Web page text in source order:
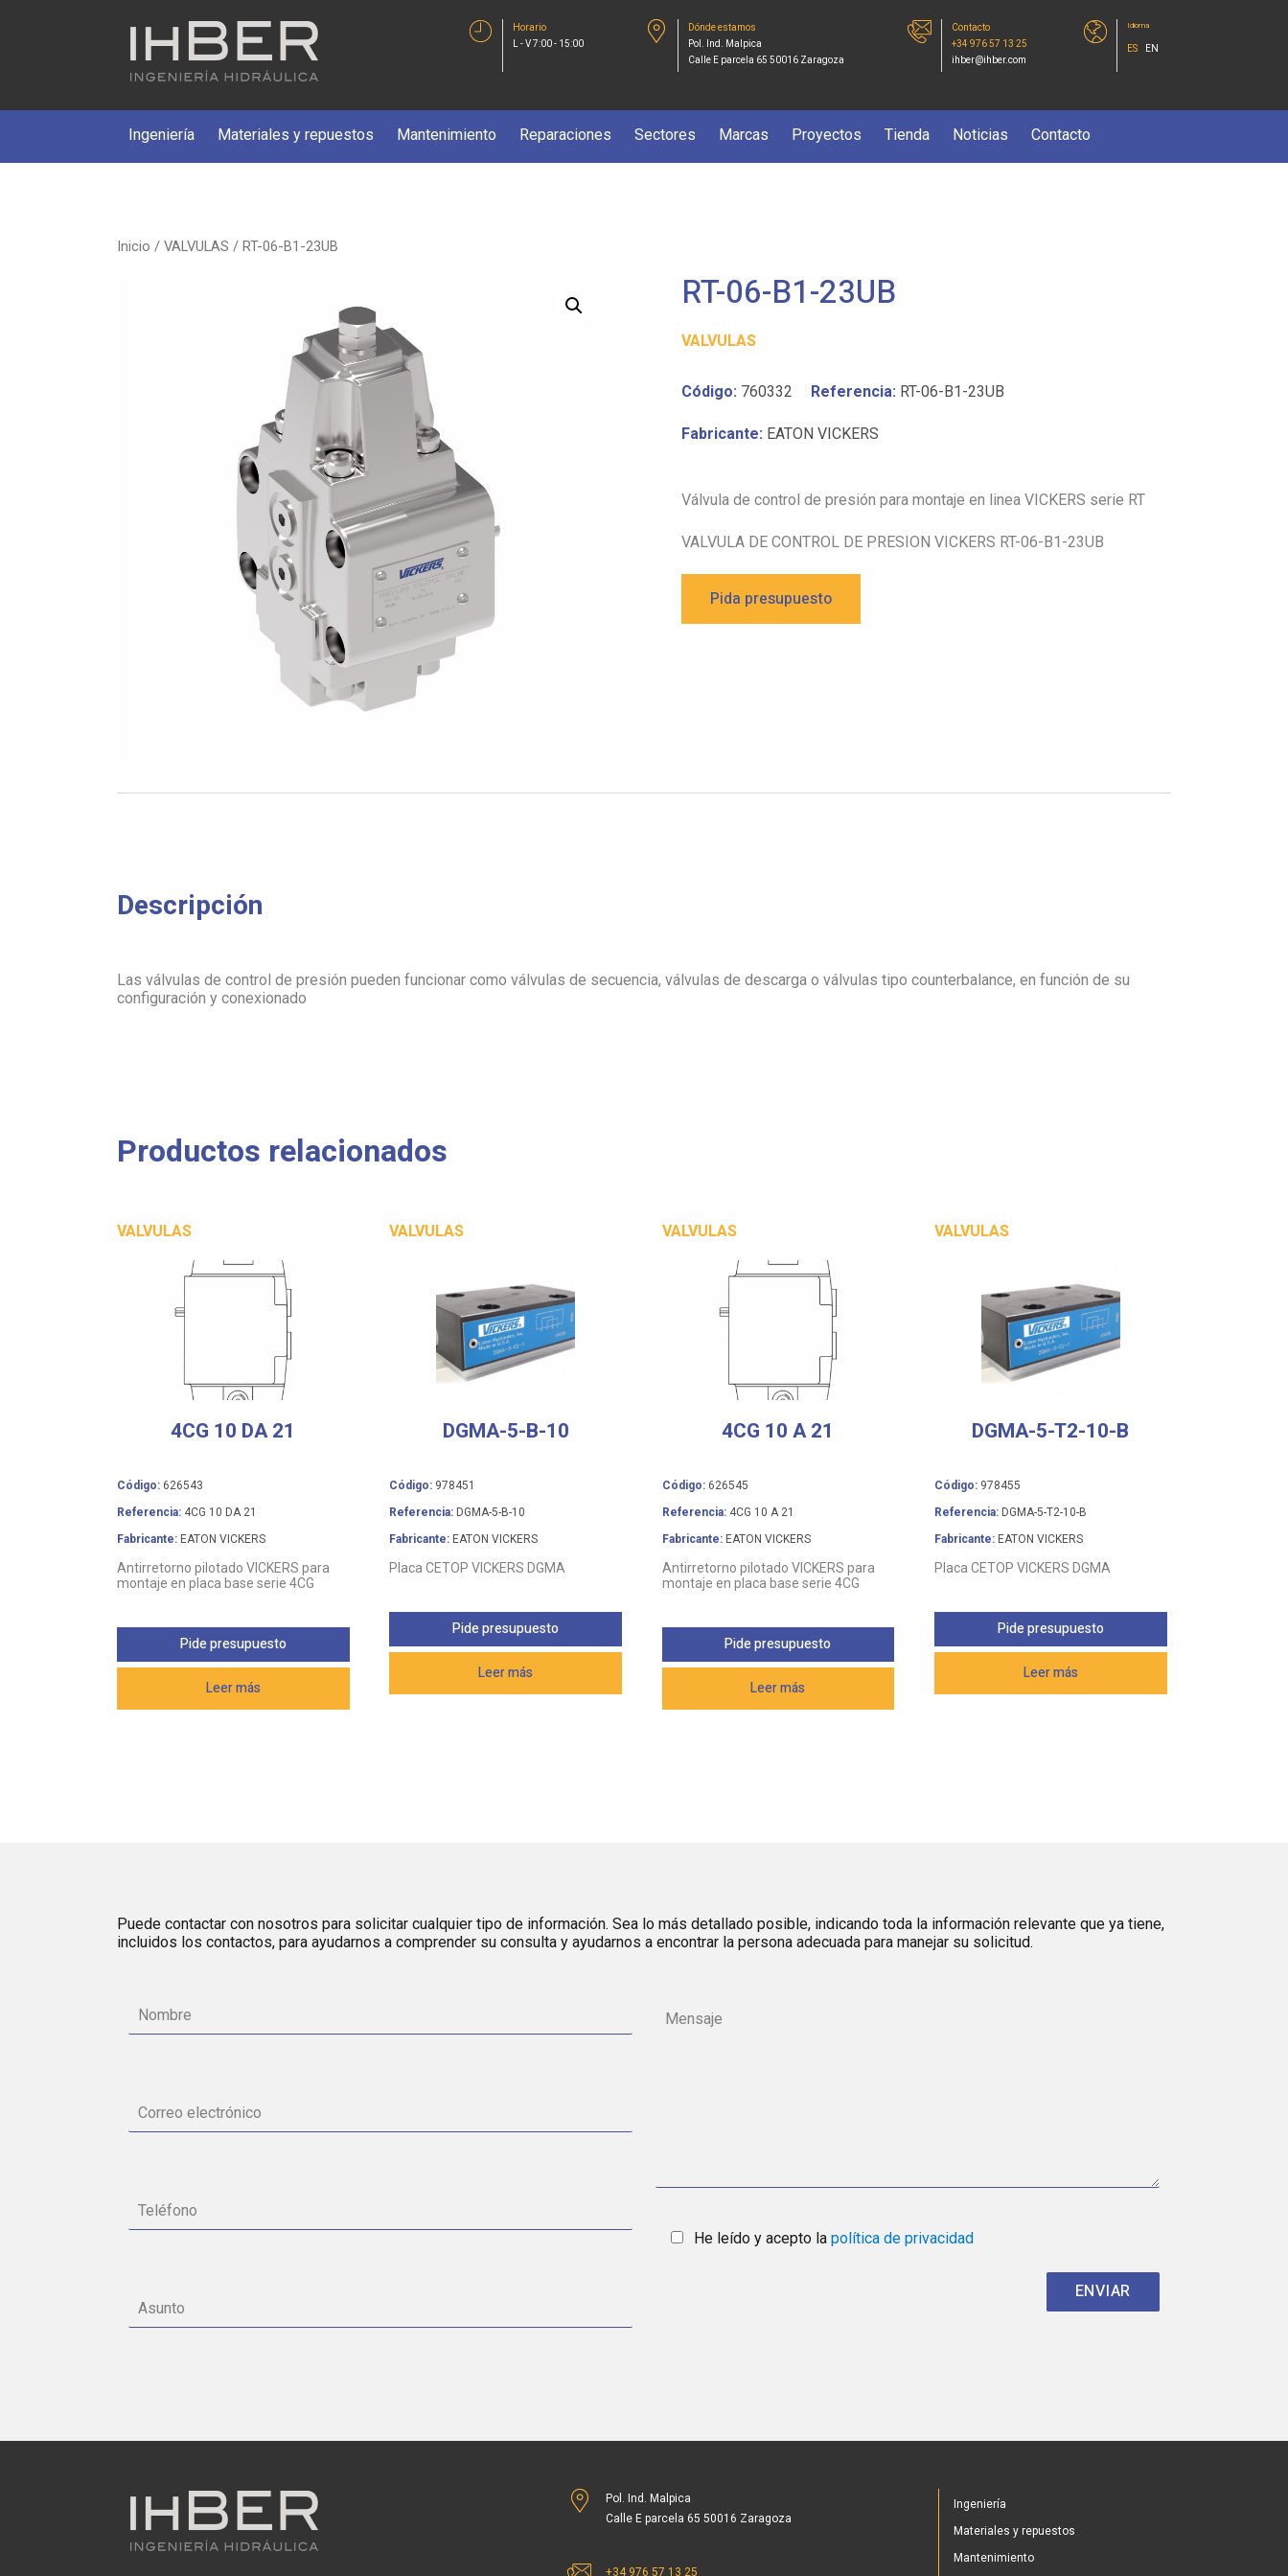
Horario
L - V 7:00 - 15:00
Dónde estamos
Pol. Ind. Malpica
Calle E parcela 65 50016 Zaragoza
Contacto
+34 976 57 13 25
ihber@ihber.com
Idioma
ES EN
Ingeniería Materiales y repuestos Mantenimiento Reparaciones Sectores Marcas Proyectos Tienda Noticias Contacto
Inicio / VALVULAS / RT-06-B1-23UB
RT-06-B1-23UB
VALVULAS
Código: 760332 Referencia: RT-06-B1-23UB
Fabricante: EATON VICKERS
Válvula de control de presión para montaje en linea VICKERS serie RT
VALVULA DE CONTROL DE PRESION VICKERS RT-06-B1-23UB
Pida presupuesto
Descripción
Las válvulas de control de presión pueden funcionar como válvulas de secuencia, válvulas de descarga o válvulas tipo counterbalance, en función de su
configuración y conexionado
Productos relacionados
VALVULAS
4CG 10 DA 21
Código: 626543
Referencia: 4CG 10 DA 21
Fabricante: EATON VICKERS
Antirretorno pilotado VICKERS para
montaje en placa base serie 4CG
Leer más
Pide presupuesto
VALVULAS
DGMA-5-B-10
Código: 978451
Referencia: DGMA-5-B-10
Fabricante: EATON VICKERS
Placa CETOP VICKERS DGMA
Leer más
Pide presupuesto
VALVULAS
4CG 10 A 21
Código:626545
Referencia:4CG 10 A 21
Fabricante:EATON VICKERS
Antirretorno pilotado VICKERS para
montaje en placa base serie 4CG
Leer más
Pide presupuesto
VALVULAS
DGMA-5-T2-10-B
Código: 978455
Referencia: DGMA-5-T2-10-B
Fabricante: EATON VICKERS
Placa CETOP VICKERS DGMA
Leer más
Pide presupuesto
Puede contactar con nosotros para solicitar cualquier tipo de información. Sea lo más detallado posible, indicando toda la información relevante que ya tiene,
incluidos los contactos, para ayudarnos a comprender su consulta y ayudarnos a encontrar la persona adecuada para manejar su solicitud.
He leído y acepto la política de privacidad
Pol. Ind. Malpica
Calle E parcela 65 50016 Zaragoza
+34 976 57 13 25
Ingeniería
Materiales y repuestos
Mantenimiento